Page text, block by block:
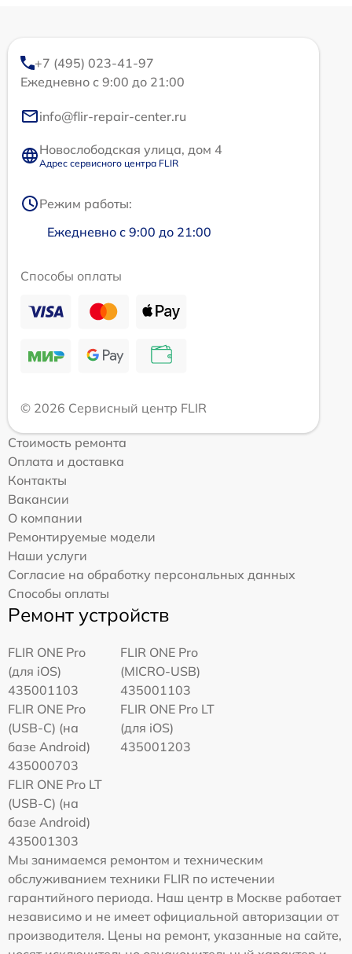
+7 (495) 023-41-97
Ежедневно с 9:00 до 21:00
info@flir-repair-center.ru
Новослободская улица, дом 4
Адрес сервисного центра FLIR
Режим работы:
Ежедневно с 9:00 до 21:00
Способы оплаты
© 2026 Сервисный центр FLIR
Стоимость ремонта
Оплата и доставка
Контакты
Вакансии
О компании
Ремонтируемые модели
Наши услуги
Согласие на обработку персональных данных
Способы оплаты
Ремонт устройств
FLIR ONE Pro
(для iOS)
435001103
FLIR ONE Pro
(MICRO-USB)
435001103
FLIR ONE Pro
(USB-C) (на
базе Android)
435000703
FLIR ONE Pro LT
(для iOS)
435001203
FLIR ONE Pro LT
(USB-C) (на
базе Android)
435001303
Мы занимаемся ремонтом и техническим
обслуживанием техники FLIR по истечении
гарантийного периода. Наш центр в Москве работает
независимо и не имеет официальной авторизации от
производителя. Цены на ремонт, указанные на сайте,